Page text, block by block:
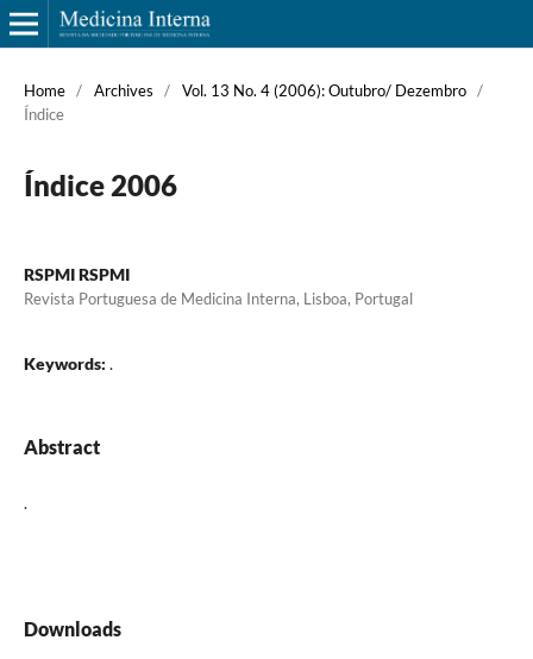
Home / Archives / Vol. 13 No. 4 (2006): Outubro/ Dezembro /
Índice
Índice 2006
RSPMI RSPMI
Revista Portuguesa de Medicina Interna, Lisboa, Portugal
Keywords: .
Abstract
.
Downloads